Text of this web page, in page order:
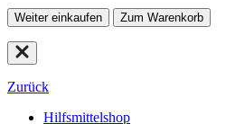
Weiter einkaufen Zum Warenkorb
Zurück
Hilfsmittelshop